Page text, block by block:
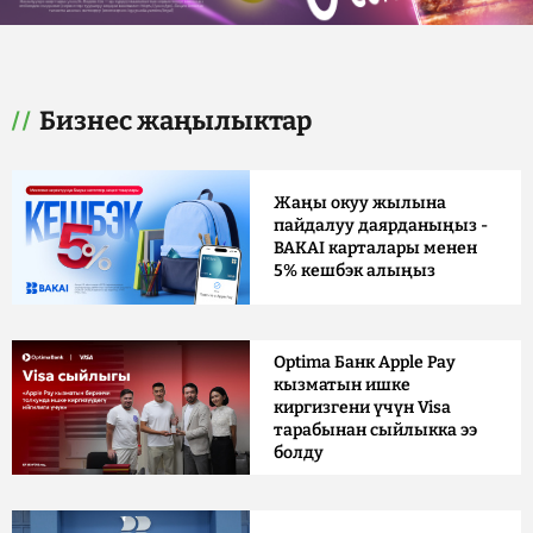
Бизнес жаңылыктар
Жаңы окуу жылына
пайдалуу даярданыңыз -
BAKAI карталары менен
5% кешбэк алыңыз
Optima Банк Apple Pay
кызматын ишке
киргизгени үчүн Visa
тарабынан сыйлыкка ээ
болду